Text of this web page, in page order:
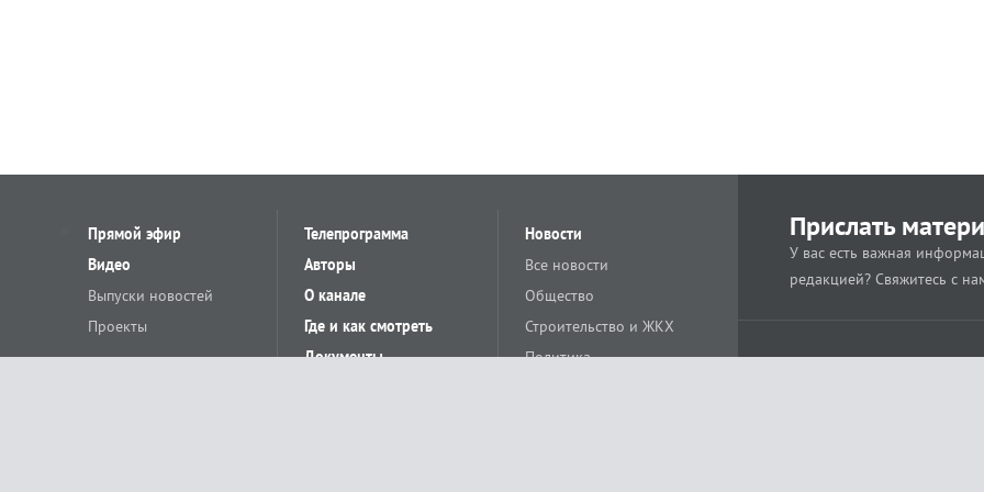
Прямой эфир
Видео
Выпуски новостей
Проекты
Телепрограмма
Авторы
О канале
Где и как смотреть
Документы
Новости
Все новости
Общество
Строительство и ЖКХ
Политика
Прислать
У вас есть важная
редакцией? Свяжитесь с